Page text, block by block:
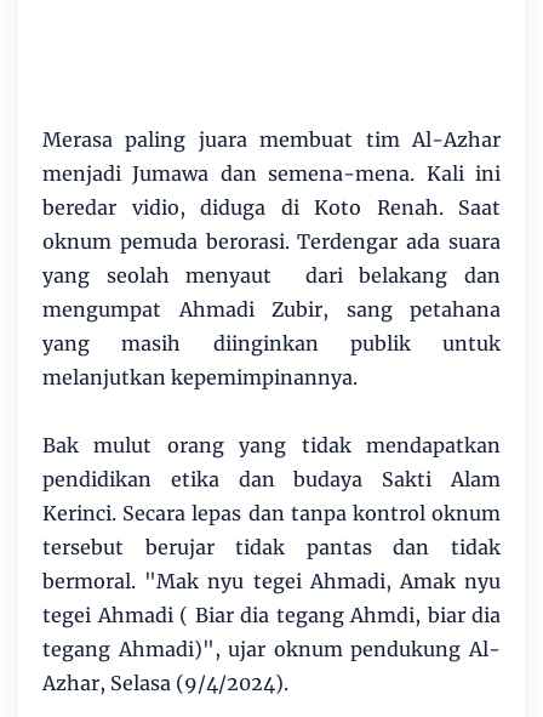
Merasa paling juara membuat tim Al-Azhar
menjadi Jumawa dan semena-mena. Kali ini
beredar vidio, diduga di Koto Renah. Saat
oknum pemuda berorasi. Terdengar ada suara
yang seolah menyaut dari belakang dan
mengumpat Ahmadi Zubir, sang petahana
yang masih diinginkan publik untuk
melanjutkan kepemimpinannya.
Bak mulut orang yang tidak mendapatkan
pendidikan etika dan budaya Sakti Alam
Kerinci. Secara lepas dan tanpa kontrol oknum
tersebut berujar tidak pantas dan tidak
bermoral. "Mak nyu tegei Ahmadi, Amak nyu
tegei Ahmadi ( Biar dia tegang Ahmdi, biar dia
tegang Ahmadi)", ujar oknum pendukung Al-
Azhar, Selasa (9/4/2024).